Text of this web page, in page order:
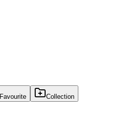
Favourite Collection